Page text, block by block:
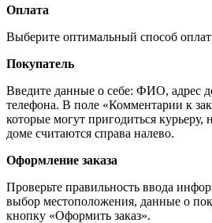
Оплата
Выберите оптимальный способ
Покупатель
Введите данные о себе: ФИО, адрес
телефона. В поле «Комментарии к
которые могут пригодиться курьеру,
доме считаются справа налево.
Оформление заказа
Проверьте правильность ввода
выбор местоположения, данные о
кнопку «Оформить заказ».